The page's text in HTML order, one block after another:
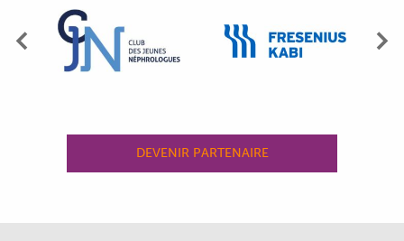
Précédent
DEVENIR PARTENAIRE